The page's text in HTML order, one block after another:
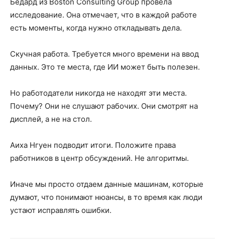
исследование. Она отмечает, что в каждой работе
есть моменты, когда нужно откладывать дела.
Скучная работа. Требуется много времени на ввод
данных. Это те места, где ИИ может быть полезен.
Но работодатели никогда не находят эти места.
Почему? Они не слушают рабочих. Они смотрят на
дисплей, а не на стол.
Аиха Нгуен подводит итоги. Положите права
работников в центр обсуждений. Не алгоритмы.
Иначе мы просто отдаем данные машинам, которые
думают, что понимают нюансы, в то время как люди
устают исправлять ошибки.